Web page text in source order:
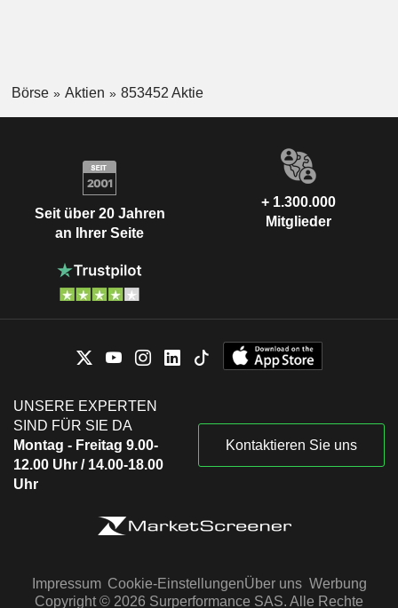
Börse Aktien 853452 Aktie
Seit über 20 Jahren
an Ihrer Seite
+ 1.300.000
Mitglieder
UNSERE EXPERTEN
SIND FÜR SIE DA
Montag - Freitag 9.00-
12.00 Uhr / 14.00-18.00
Uhr
Kontaktieren Sie uns
Impressum Cookie-EinstellungenÜber uns Werbung
Copyright © 2026 Surperformance SAS. Alle Rechte